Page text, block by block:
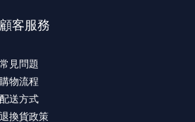
顧客服務
常見問題
購物流程
配送方式
退換貨政策